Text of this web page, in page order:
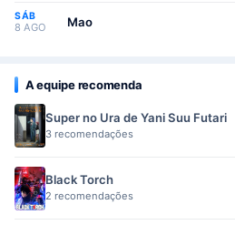
SÁB
8 AGO Mao
A equipe recomenda
Super no Ura de Yani Suu Futari
3 recomendações
Black Torch
2 recomendações